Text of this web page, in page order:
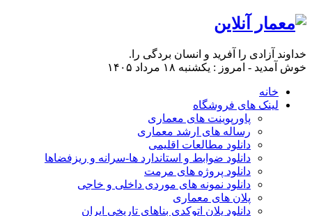
خداوند آزادی را آفرید و انسان بردگی را.
خوش آمدید - امروز : یکشنبه ۱۸ مرداد ۱۴۰۵
خانه
لینک های فروشگاه
پاورپوینت های معماری
رساله های ارشد معماری
دانلود مطالعات اقلیمی
دانلود ضوابط و استاندارد ها-سرانه و ریزفضاها
دانلود پروژه های مرمت
دانلود نمونه های موردی داخلی و خاجی
پلان های معماری
دانلود پلان اتوکدی بناهای تاریخی ایران